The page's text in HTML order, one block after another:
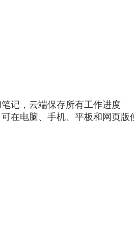
记，云端保存所有工作进度
在电脑、手机、平板和网页版